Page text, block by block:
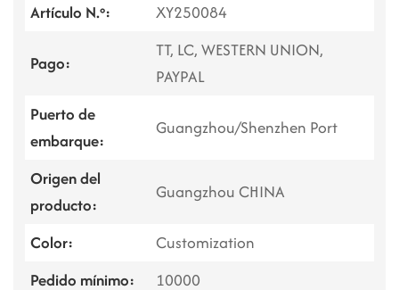
Artículo N.º: XY250084
Pago:
TT, LC, WESTERN UNION,
PAYPAL
Puerto de
embarque:
Guangzhou/Shenzhen Port
Origen del
producto:
Guangzhou CHINA
Color:
Customization
Pedido mínimo:
10000